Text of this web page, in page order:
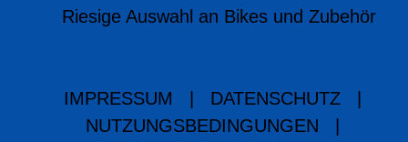
Riesige Auswahl an Bikes und Zubehör
IMPRESSUM DATENSCHUTZ
NUTZUNGSBEDINGUNGEN